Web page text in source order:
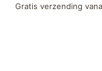
Gratis verzending